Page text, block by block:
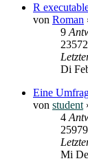
R
von Roman
9
23572
Di
Eine
von student
4
25979
Mi